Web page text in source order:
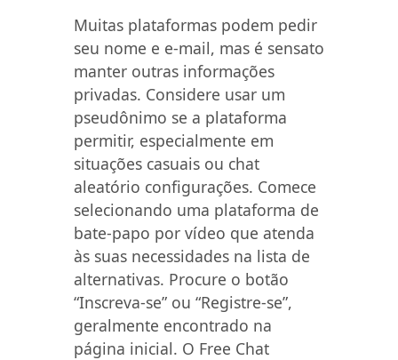
Muitas plataformas podem pedir
seu nome e e-mail, mas é sensato
manter outras informações
privadas. Considere usar um
pseudônimo se a plataforma
permitir, especialmente em
situações casuais ou chat
aleatório configurações. Comece
selecionando uma plataforma de
bate-papo por vídeo que atenda
às suas necessidades na lista de
alternativas. Procure o botão
“Inscreva-se” ou “Registre-se”,
geralmente encontrado na
página inicial. O Free Chat